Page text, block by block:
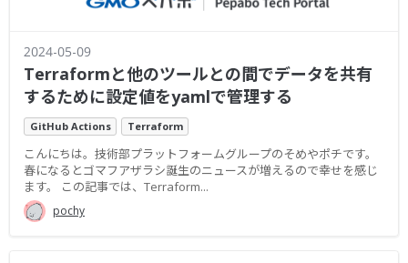
2024-05-09
Terraformと他のツールとの間でデータを共有
するために設定値をyamlで管理する
GitHub Actions Terraform
こんにちは。技術部プラットフォームグループのそめやポチです。
春になるとゴマフアザラシ誕生のニュースが増えるので幸せを感じ
ます。 この記事では、Terraform...
pochy